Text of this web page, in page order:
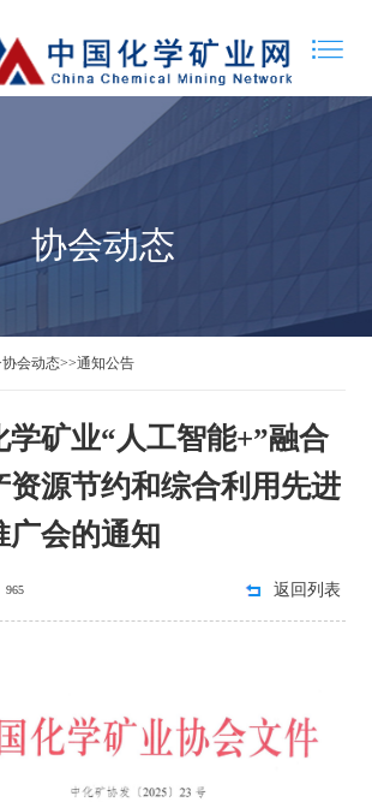
协会动态
协会动态>>通知公告
学矿业“人工智能+”融合
资源节约和综合利用先进
广会的通知
965 返回列表